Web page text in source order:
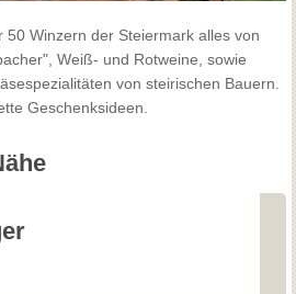
50 Winzern der Steiermark alles von
Weiß- und Rotweine, sowie
von steirischen Bauern.
Geschenksideen.